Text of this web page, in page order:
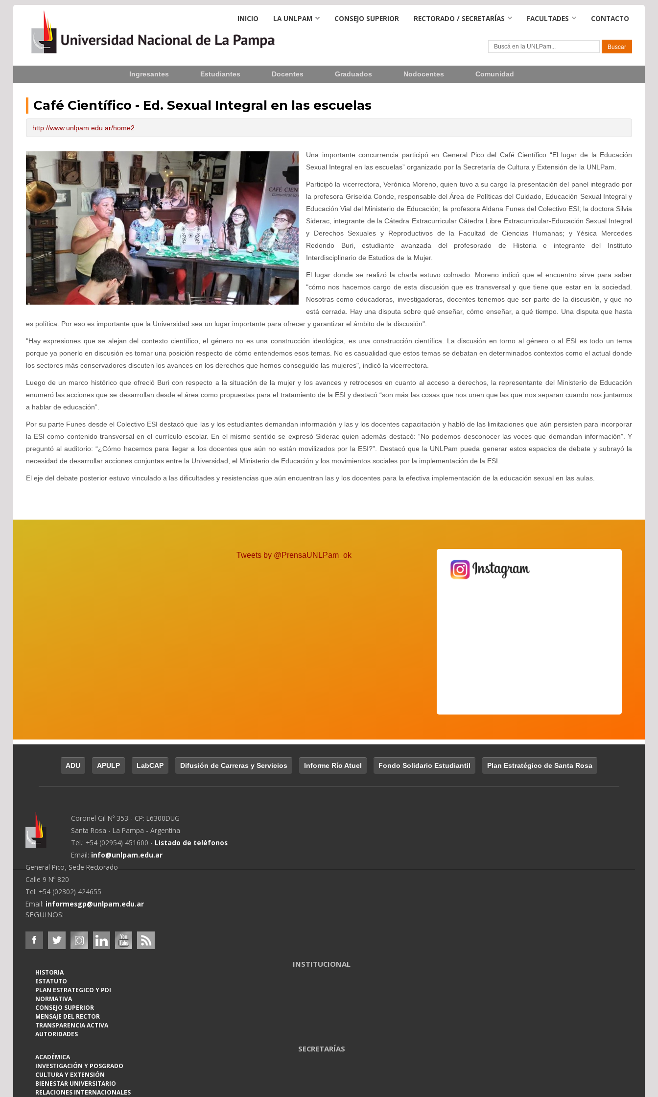
La UNLPam
Consejo Superior
Contacto
Seguínosen:
INICIO LA UNLPAM CONSEJO SUPERIOR RECTORADO / SECRETARÍAS FACULTADES CONTACTO
Ingresantes Estudiantes Docentes Graduados Nodocentes Comunidad
Café Científico - Ed. Sexual Integral en las escuelas
http://www.unlpam.edu.ar/home2
Una importante concurrencia participó en General Pico del Café Científico “El lugar de la Educación
Sexual Integral en las escuelas” organizado por la Secretaría de Cultura y Extensión de la UNLPam.
Participó la vicerrectora, Verónica Moreno, quien tuvo a su cargo la presentación del panel integrado por
la profesora Griselda Conde, responsable del Área de Políticas del Cuidado, Educación Sexual Integral y
Educación Vial del Ministerio de Educación; la profesora Aldana Funes del Colectivo ESI; la doctora Silvia
Siderac, integrante de la Cátedra Extracurricular Cátedra Libre Extracurricular-Educación Sexual Integral
y Derechos Sexuales y Reproductivos de la Facultad de Ciencias Humanas; y Yésica Mercedes
Redondo Buri, estudiante avanzada del profesorado de Historia e integrante del Instituto
Interdisciplinario de Estudios de la Mujer.
El lugar donde se realizó la charla estuvo colmado. Moreno indicó que el encuentro sirve para saber
"cómo nos hacemos cargo de esta discusión que es transversal y que tiene que estar en la sociedad.
Nosotras como educadoras, investigadoras, docentes tenemos que ser parte de la discusión, y que no
está cerrada. Hay una disputa sobre qué enseñar, cómo enseñar, a qué tiempo. Una disputa que hasta
es política. Por eso es importante que la Universidad sea un lugar importante para ofrecer y garantizar el ámbito de la discusión".
"Hay expresiones que se alejan del contexto científico, el género no es una construcción ideológica, es una construcción científica. La discusión en torno al género o al ESI es todo un tema
porque ya ponerlo en discusión es tomar una posición respecto de cómo entendemos esos temas. No es casualidad que estos temas se debatan en determinados contextos como el actual donde
los sectores más conservadores discuten los avances en los derechos que hemos conseguido las mujeres", indicó la vicerrectora.
Luego de un marco histórico que ofreció Buri con respecto a la situación de la mujer y los avances y retrocesos en cuanto al acceso a derechos, la representante del Ministerio de Educación
enumeró las acciones que se desarrollan desde el área como propuestas para el tratamiento de la ESI y destacó “son más las cosas que nos unen que las que nos separan cuando nos juntamos
a hablar de educación”.
Por su parte Funes desde el Colectivo ESI destacó que las y los estudiantes demandan información y las y los docentes capacitación y habló de las limitaciones que aún persisten para incorporar
la ESI como contenido transversal en el currículo escolar. En el mismo sentido se expresó Siderac quien además destacó: “No podemos desconocer las voces que demandan información”. Y
preguntó al auditorio: “¿Cómo hacemos para llegar a los docentes que aún no están movilizados por la ESI?”. Destacó que la UNLPam pueda generar estos espacios de debate y subrayó la
necesidad de desarrollar acciones conjuntas entre la Universidad, el Ministerio de Educación y los movimientos sociales por la implementación de la ESI.
El eje del debate posterior estuvo vinculado a las dificultades y resistencias que aún encuentran las y los docentes para la efectiva implementación de la educación sexual en las aulas.
Tweets by @PrensaUNLPam_ok
ADU APULP LabCAP Difusión de Carreras y Servicios Informe Río Atuel Fondo Solidario Estudiantil Plan Estratégico de Santa Rosa
Coronel Gil Nº 353 - CP: L6300DUG
Santa Rosa - La Pampa - Argentina
Tel.: +54 (02954) 451600 - Listado de teléfonos
Email: info@unlpam.edu.ar
General Pico, Sede Rectorado
Calle 9 Nº 820
Tel: +54 (02302) 424655
Email: informesgp@unlpam.edu.ar
SEGUINOS:
INSTITUCIONAL
HISTORIA
ESTATUTO
PLAN ESTRATEGICO Y PDI
NORMATIVA
CONSEJO SUPERIOR
MENSAJE DEL RECTOR
TRANSPARENCIA ACTIVA
AUTORIDADES
SECRETARÍAS
ACADÉMICA
INVESTIGACIÓN Y POSGRADO
CULTURA Y EXTENSIÓN
BIENESTAR UNIVERSITARIO
RELACIONES INTERNACIONALES